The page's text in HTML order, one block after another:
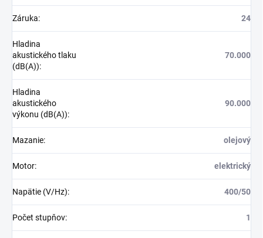
Záruka: 24
Hladina
akustického tlaku
(dB(A)):
70.000
Hladina
akustického
výkonu (dB(A)):
90.000
Mazanie: olejový
Motor: elektrický
Napätie (V/Hz): 400/50
Počet stupňov: 1